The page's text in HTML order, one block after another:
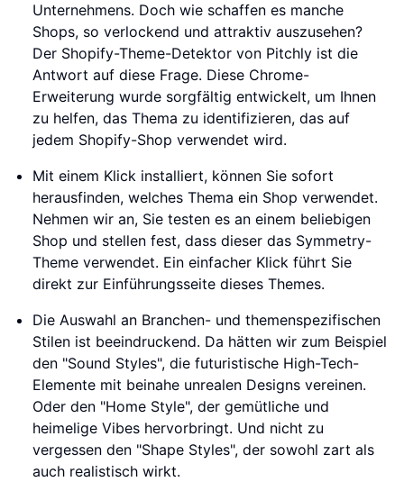
Unternehmens. Doch wie schaffen es manche
Shops, so verlockend und attraktiv auszusehen?
Der Shopify-Theme-Detektor von Pitchly ist die
Antwort auf diese Frage. Diese Chrome-
Erweiterung wurde sorgfältig entwickelt, um Ihnen
zu helfen, das Thema zu identifizieren, das auf
jedem Shopify-Shop verwendet wird.
Mit einem Klick installiert, können Sie sofort
herausfinden, welches Thema ein Shop verwendet.
Nehmen wir an, Sie testen es an einem beliebigen
Shop und stellen fest, dass dieser das Symmetry-
Theme verwendet. Ein einfacher Klick führt Sie
direkt zur Einführungsseite dieses Themes.
Die Auswahl an Branchen- und themenspezifischen
Stilen ist beeindruckend. Da hätten wir zum Beispiel
den "Sound Styles", die futuristische High-Tech-
Elemente mit beinahe unrealen Designs vereinen.
Oder den "Home Style", der gemütliche und
heimelige Vibes hervorbringt. Und nicht zu
vergessen den "Shape Styles", der sowohl zart als
auch realistisch wirkt.